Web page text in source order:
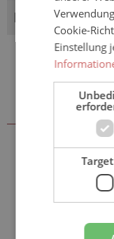
Cookie-
Einstellung